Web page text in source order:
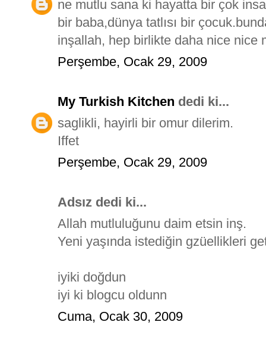
ne mutlu sana ki hayatta bir çok
bir baba,dünya tatlısı bir
inşallah, hep birlikte daha nice nice
Perşembe, Ocak 29, 2009
My Turkish Kitchen dedi ki...
saglikli, hayirli bir omur dilerim.
Iffet
Perşembe, Ocak 29, 2009
Adsız dedi ki...
Allah mutluluğunu daim etsin inş.
Yeni yaşında istediğin gzüellikleri
iyiki doğdun
iyi ki blogcu oldunn
Cuma, Ocak 30, 2009